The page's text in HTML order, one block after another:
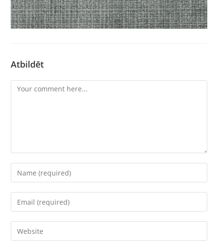
Atbildēt
Comment
Enter
your
name
comment
Enter
your
email
address
Enter
your